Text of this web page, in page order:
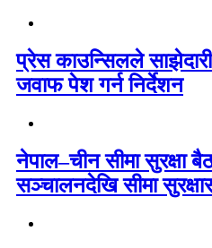
प्रेस काउन्सिलले
जवाफ पेश गर्न निर्देशन
नेपाल–चीन सीमा सुरक्षा
सञ्चालनदेखि सीमा